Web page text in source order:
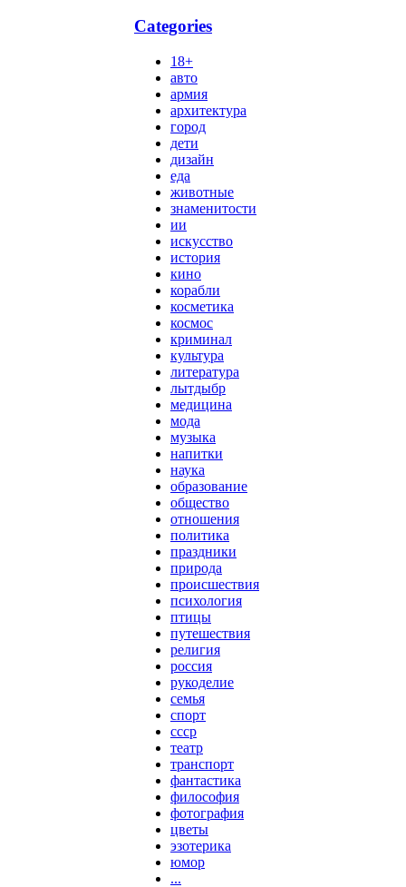
Categories
18+
авто
армия
архитектура
город
дети
дизайн
еда
животные
знаменитости
ии
искусство
история
кино
корабли
косметика
космос
криминал
культура
литература
лытдыбр
медицина
мода
музыка
напитки
наука
образование
общество
отношения
политика
праздники
природа
происшествия
психология
птицы
путешествия
религия
россия
рукоделие
семья
спорт
ссср
театр
транспорт
фантастика
философия
фотография
цветы
эзотерика
юмор
...